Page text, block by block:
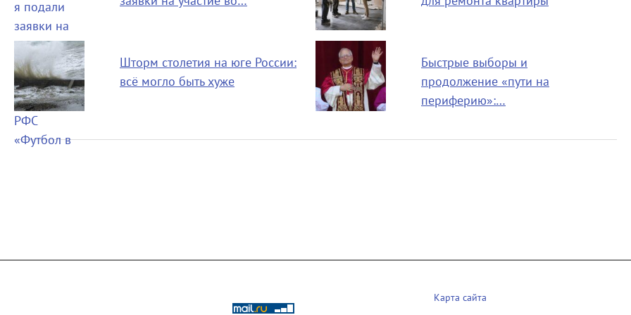
Шторм столетия на юге России:
всё могло быть хуже
Быстрые выборы и
продолжение «пути на
периферию»:…
Карта сайта